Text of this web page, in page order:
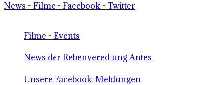
News - Filme - Facebook - Twitter
Filme - Events
News der Rebenveredlung Antes
Unsere Facebook-Meldungen